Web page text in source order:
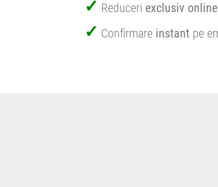
Reduceri exclusiv online
Confirmare instant pe